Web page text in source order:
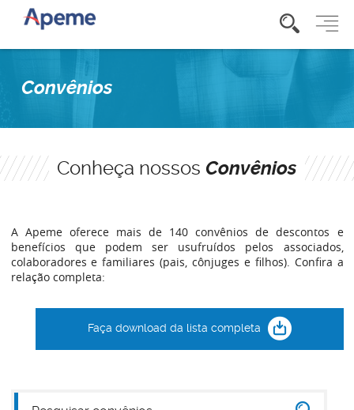
Convênios
Conheça nossos Convênios
A Apeme oferece mais de 140 convênios de descontos e
benefícios que podem ser usufruídos pelos associados,
colaboradores e familiares (pais, cônjuges e filhos). Confira a
relação completa:
Faça download da lista completa